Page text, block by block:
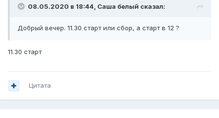
08.05.2020 в 18:44, Саша белый сказал:
Добрый вечер. 11.30 старт или сбор, а старт в 12 ?
11.30 старт
Цитата